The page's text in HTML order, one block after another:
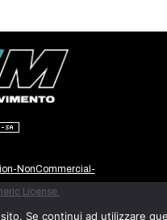
NonCommercial-
License.
Se continui ad utilizzare